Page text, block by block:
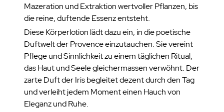
Mazeration und Extraktion wertvoller Pflanzen, bis
die reine, duftende Essenz entsteht.
Diese Körperlotion lädt dazu ein, in die poetische
Duftwelt der Provence einzutauchen. Sie vereint
Pflege und Sinnlichkeit zu einem täglichen Ritual,
das Haut und Seele gleichermassen verwöhnt. Der
zarte Duft der Iris begleitet dezent durch den Tag
und verleiht jedem Moment einen Hauch von
Eleganz und Ruhe.